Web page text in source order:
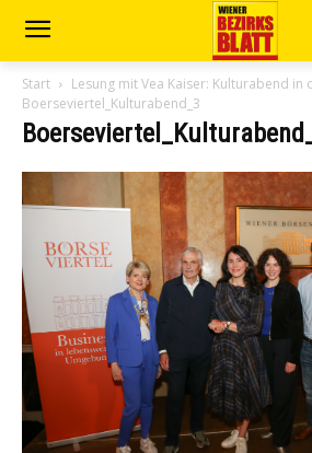
Start
Lesung mit Vea Kaiser: Kulturabend in
Boerseviertel_Kulturabend_3